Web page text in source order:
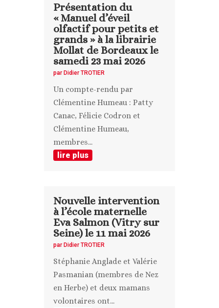
Présentation du
« Manuel d’éveil
olfactif pour petits et
grands » à la librairie
Mollat de Bordeaux le
samedi 23 mai 2026
par Didier TROTIER
Un compte-rendu par
Clémentine Humeau : Patty
Canac, Félicie Codron et
Clémentine Humeau,
membres...
lire plus
Nouvelle intervention
à l’école maternelle
Eva Salmon (Vitry sur
Seine) le 11 mai 2026
par Didier TROTIER
Stéphanie Anglade et Valérie
Pasmanian (membres de Nez
en Herbe) et deux mamans
volontaires ont...